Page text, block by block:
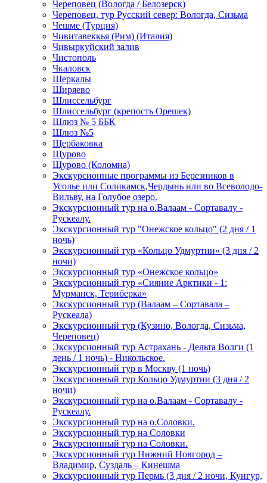
Череповец (Вологда / Белозерск)
Череповец, тур Русский север: Вологда, Сизьма
Чешме (Турция)
Чивитавеккья (Рим) (Италия)
Чивыркуйский залив
Чистополь
Чкаловск
Шеркалы
Ширяево
Шлиссельбург
Шлиссельбург (крепость Орешек)
Шлюз № 5 ББК
Шлюз №5
Щербаковка
Щурово
Щурово (Коломна)
Экскурсионные программы из Березников в
Усолье или Соликамск,Чердынь или во Всеволодо-
Вильву, на Голубое озеро.
Экскурсионный тур на о.Валаам - Сортавалу -
Рускеалу.
Экскурсионный тур "Онежское кольцо" (2 дня / 1
ночь)
Экскурсионный тур «Кольцо Удмуртии» (3 дня / 2
ночи)
Экскурсионный тур «Онежское кольцо»
Экскурсионный тур «Сияние Арктики - 1:
Мурманск, Териберка»
Экскурсионный тур (Валаам – Сортавала –
Рускеала)
Экскурсионный тур (Кузино, Вологда, Сизьма,
Череповец)
Экскурсионный тур Астрахань - Дельта Волги (1
день / 1 ночь) - Никольское.
Экскурсионный тур в Москву (1 ночь)
Экскурсионный тур Кольцо Удмуртии (3 дня / 2
ночи)
Экскурсионный тур на о.Валаам - Сортавалу -
Рускеалу.
Экскурсионный тур на о.Соловки.
Экскурсионный тур на Соловки
Экскурсионный тур на Соловки.
Экскурсионный тур Нижний Новгород –
Владимир, Суздаль – Кинешма
Экскурсионный тур Пермь (3 дня / 2 ночи, Кунгур,